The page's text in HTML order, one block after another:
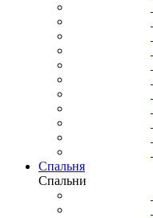
Спальня
Спальни